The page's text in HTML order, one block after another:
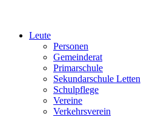
Leute
Personen
Gemeinderat
Primarschule
Sekundarschule Letten
Schulpflege
Vereine
Verkehrsverein